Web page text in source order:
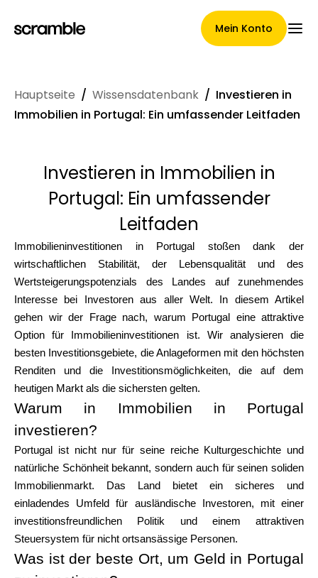
Mein Konto
Hauptseite
Konditionen der
Forderungsabtretung
Markengalerie
Markenauswahl
Rechner
Rundenverlauf
Blog
Hauptseite / Wissensdatenbank / Investieren in
Immobilien in Portugal: Ein umfassender Leitfaden
Investieren in Immobilien in
Portugal: Ein umfassender
Leitfaden
Immobilieninvestitionen in Portugal stoßen dank der
wirtschaftlichen Stabilität, der Lebensqualität und des
Wertsteigerungspotenzials des Landes auf zunehmendes
Interesse bei Investoren aus aller Welt. In diesem Artikel
gehen wir der Frage nach, warum Portugal eine attraktive
Option für Immobilieninvestitionen ist. Wir analysieren die
besten Investitionsgebiete, die Anlageformen mit den höchsten
Renditen und die Investitionsmöglichkeiten, die auf dem
heutigen Markt als die sichersten gelten.
Warum in Immobilien in Portugal
investieren?
Portugal ist nicht nur für seine reiche Kulturgeschichte und
natürliche Schönheit bekannt, sondern auch für seinen soliden
Immobilienmarkt. Das Land bietet ein sicheres und
einladendes Umfeld für ausländische Investoren, mit einer
investitionsfreundlichen Politik und einem attraktiven
Steuersystem für nicht ortsansässige Personen.
Was ist der beste Ort, um Geld in Portugal